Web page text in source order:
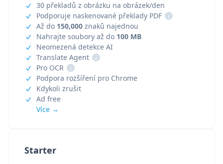
Starter
30 překladů z obrázku na obrázek/den
Podporuje naskenované překlady PDF
i
Až do 150,000 znaků najednou
Nahrajte soubory až do 100 MB
Neomezená detekce AI
Translate Agent
i
Pro OCR
i
Podpora rozšíření pro Chrome
Kdykoli zrušit
Ad free
Více →